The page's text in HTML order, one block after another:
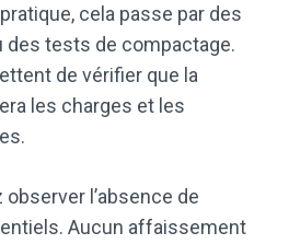
cela passe par des
des tests de compactage.
de vérifier que la
les charges et les
l’absence de
Aucun affaissement